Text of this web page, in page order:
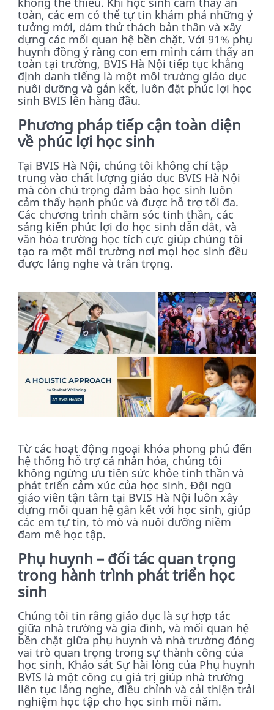
toàn, các em có thể tự tin khám phá những ý
tưởng mới, dám thử thách bản thân và xây
dựng các mối quan hệ bền chặt. Với 91% phụ
huynh đồng ý rằng con em mình cảm thấy an
toàn tại trường, BVIS Hà Nội tiếp tục khẳng
định danh tiếng là một môi trường giáo dục
nuôi dưỡng và gắn kết, luôn đặt phúc lợi học
sinh BVIS lên hàng đầu.
Phương pháp tiếp cận toàn diện
về phúc lợi học sinh
Tại BVIS Hà Nội, chúng tôi không chỉ tập
trung vào chất lượng giáo dục BVIS Hà Nội
mà còn chú trọng đảm bảo học sinh luôn
cảm thấy hạnh phúc và được hỗ trợ tối đa.
Các chương trình chăm sóc tinh thần, các
sáng kiến phúc lợi do học sinh dẫn dắt, và
văn hóa trường học tích cực giúp chúng tôi
tạo ra một môi trường nơi mọi học sinh đều
được lắng nghe và trân trọng.
Từ các hoạt động ngoại khóa phong phú đến
hệ thống hỗ trợ cá nhân hóa, chúng tôi
không ngừng ưu tiên sức khỏe tinh thần và
phát triển cảm xúc của học sinh. Đội ngũ
giáo viên tận tâm tại BVIS Hà Nội luôn xây
dựng mối quan hệ gắn kết với học sinh, giúp
các em tự tin, tò mò và nuôi dưỡng niềm
đam mê học tập.
Phụ huynh – đối tác quan trọng
trong hành trình phát triển học
sinh
Chúng tôi tin rằng giáo dục là sự hợp tác
giữa nhà trường và gia đình, và mối quan hệ
bền chặt giữa phụ huynh và nhà trường đóng
vai trò quan trọng trong sự thành công của
học sinh. Khảo sát Sự hài lòng của Phụ huynh
BVIS là một công cụ giá trị giúp nhà trường
liên tục lắng nghe, điều chỉnh và cải thiện trải
nghiệm học tập cho học sinh mỗi năm.